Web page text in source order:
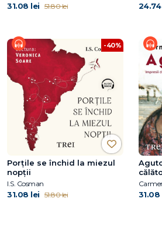
31.08 lei 51.80 lei
-40%
Porțile se închid la miezul
nopții
I.S. Cosman
31.08 lei 51.80 lei 31.08